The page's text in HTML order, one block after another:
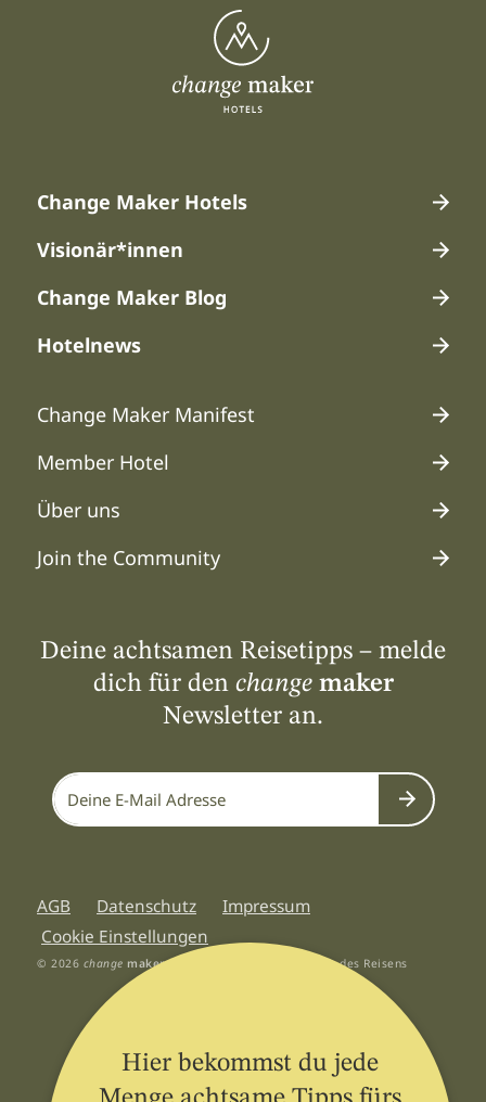
Hauptmenü 1
Change Maker Hotels
Visionär*innen
Change Maker Blog
Hotelnews
Hauptmenü 2
Change Maker Manifest
Member Hotel
Über uns
Join the Community
Deine achtsamen Reisetipps – melde
dich für den change maker
Newsletter an.
Submit
AGB Datenschutz
Impressum
Cookie Einstellungen
© 2026 change makerHotels by - Zukunft des Reisens
Hier bekommst du jede